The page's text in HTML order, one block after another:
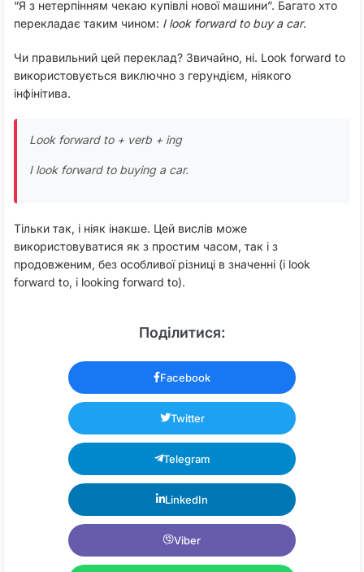
“Я з нетерпінням чекаю купівлі нової машини”. Багато хто
перекладає таким чином: I look forward to buy a car.
Чи правильний цей переклад? Звичайно, ні. Look forward to
використовується виключно з герундієм, ніякого
інфінітива.
Look forward to + verb + ing
I look forward to buying a car.
Тільки так, і ніяк інакше. Цей вислів може
використовуватися як з простим часом, так і з
продовженим, без особливої різниці в значенні (і look
forward to, і looking forward to).
Поділитися:
Facebook
Twitter
Telegram
LinkedIn
Viber